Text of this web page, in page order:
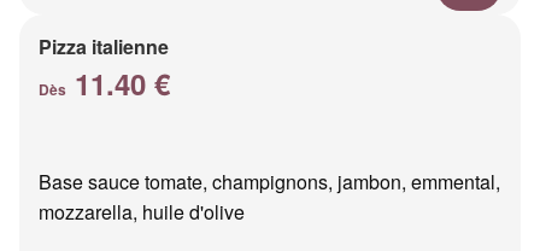
Pizza italienne
Dès 11.40 €
Base sauce tomate, champignons, jambon, emmental,
mozzarella, huile d'olive